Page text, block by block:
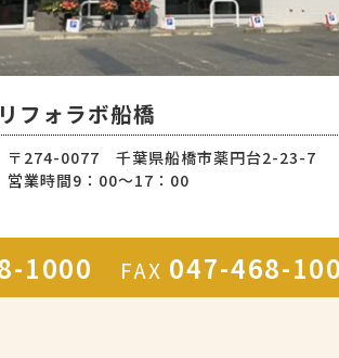
リフォラボ船橋
〒274-0077 千葉県船橋市薬円台2-23-7
営業時間9：00～17：00
1000 FAX 047-468-